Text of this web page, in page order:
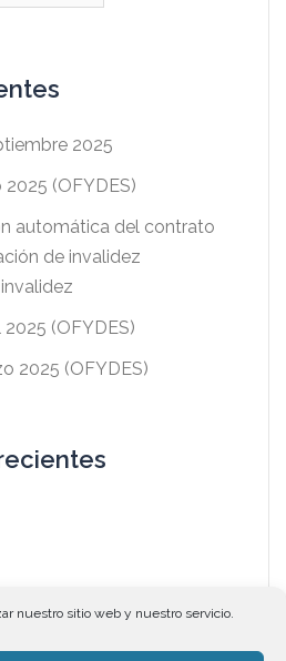
nuestro sitio web y nuestro servicio.
2025
(OFYDES)
automática del contrato
de invalidez
(OFYDES)
2025 (OFYDES)